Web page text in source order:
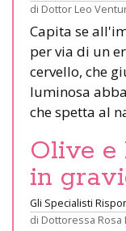
di Dottor Leo
Capita se
per via di un
cervello, che
luminosa
che spetta al
Olive e
in
Gli Specialisti
di Dottoressa Rosa